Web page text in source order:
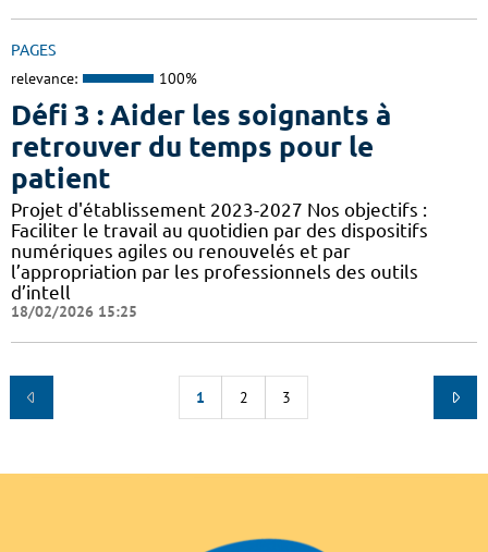
PAGES
relevance: 100%
Défi 3 : Aider les soignants à
retrouver du temps pour le
patient
Projet d'établissement 2023-2027 Nos objectifs :
Faciliter le travail au quotidien par des dispositifs
numériques agiles ou renouvelés et par
l’appropriation par les professionnels des outils
d’intell
18/02/2026 15:25
1 2 3